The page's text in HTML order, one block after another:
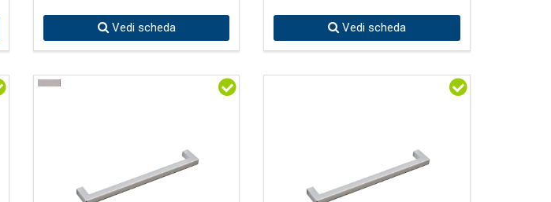
Vedi scheda Vedi scheda